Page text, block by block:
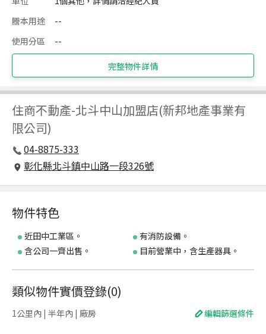
謄本用途
--
使用分區
--
完整物件詳情
住商不動產-北斗中山加盟店(新邦地產事業有
限公司)
04-8875-333
彰化縣北斗鎮中山路一段326號
物件特色
近田中工業區。
有消防設備。
含公司一齊出售。
目前營業中，含生產器具。
類似物件實價登錄(0)
1公里內 | 半年內 | 廠房 編輯篩選條件